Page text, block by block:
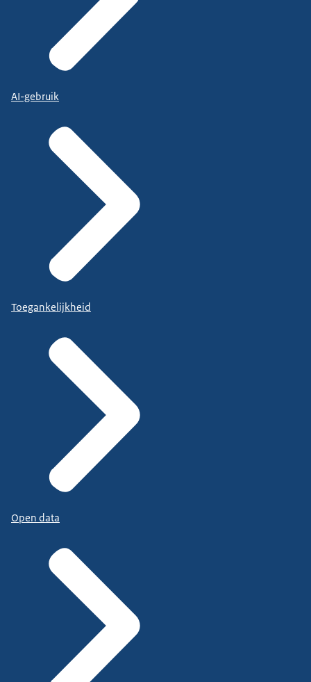
AI-gebruik
Toegankelijkheid
Open data